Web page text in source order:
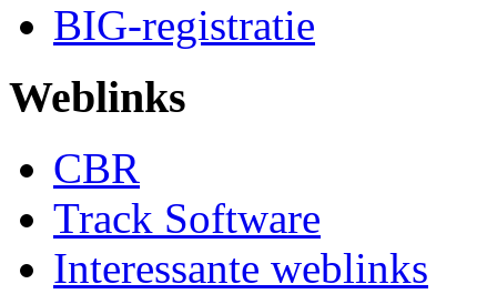
BIG-registratie
Weblinks
CBR
Track Software
Interessante weblinks